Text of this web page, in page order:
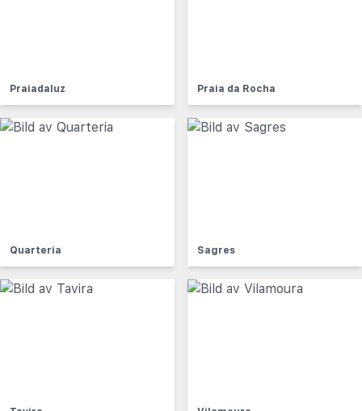
Praiadaluz Praia da Rocha
Quarteria Sagres